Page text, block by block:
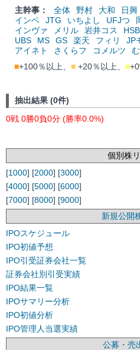
主幹事：
全体 野村 大和 日興
インベ
JTG いちよし UFJつ
インヴァ
メリル 岩井コス
UBS
MS GS 楽天 フィリ JP
アイネト
さくらフ コメルツ
■+100％以上、 ■ +20％以上、 ■
抽出結果 (0件)
0戦 0勝0負0分 (勝率0.0%)
個別株
[1000] [2000] [3000]
[4000] [5000] [6000]
[7000] [8000] [9000]
新規公開
IPOスケジュール
IPO初値予想
IPO引受証券会社一覧
証券会社別引受実績
IPO結果一覧
IPOサマリー分析
IPO初値分析
IPO管理人当選実績
公募・売